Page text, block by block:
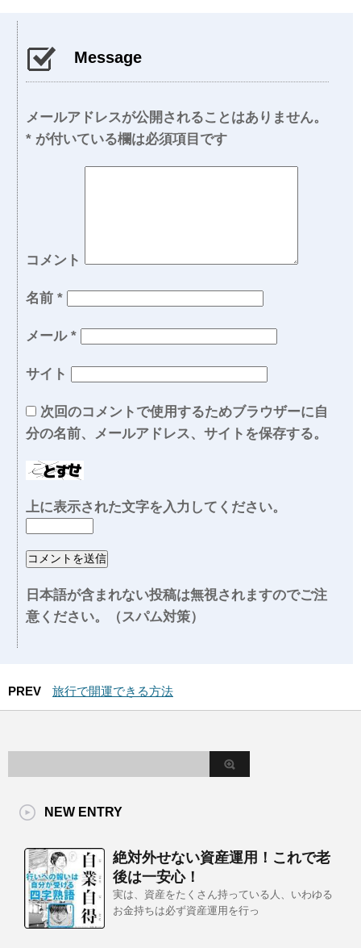
Message
メールアドレスが公開されることはありません。
* が付いている欄は必須項目です
コメント
名前 *
メール *
サイト
次回のコメントで使用するためブラウザーに自
分の名前、メールアドレス、サイトを保存する。
上に表示された文字を入力してください。
日本語が含まれない投稿は無視されますのでご注
意ください。（スパム対策）
PREV 旅行で開運できる方法
NEW ENTRY
絶対外せない資産運用！これで老
後は一安心！
実は、資産をたくさん持っている人、いわゆる
お金持ちは必ず資産運用を行っ